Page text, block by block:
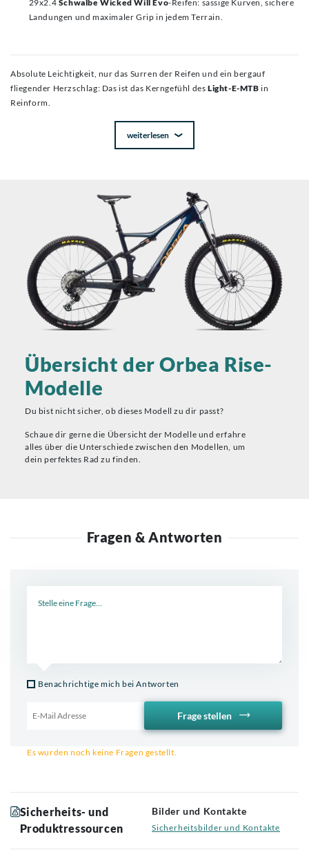
29x2.4 Schwalbe Wicked Will Evo-Reifen: sassige Kurven, sichere
Landungen und maximaler Grip in jedem Terrain.
Absolute Leichtigkeit, nur das Surren der Reifen und ein bergauf
fliegender Herzschlag: Das ist das Kerngefühl desLight-E-MTB in
Reinform.
weiterlesen
Übersicht der Orbea Rise-
Modelle
Du bist nicht sicher, ob dieses Modell zu dir passt?
Schaue dir gerne die Übersicht der Modelle und erfahre
alles über die Unterschiede zwischen den Modellen, um
dein perfektes Rad zu finden.
Fragen & Antworten
Benachrichtige mich bei Antworten
Frage stellen
Es wurden noch keine Fragen gestellt.
Sicherheits- und
Produktressourcen
Bilder und Kontakte
Sicherheitsbilder und Kontakte